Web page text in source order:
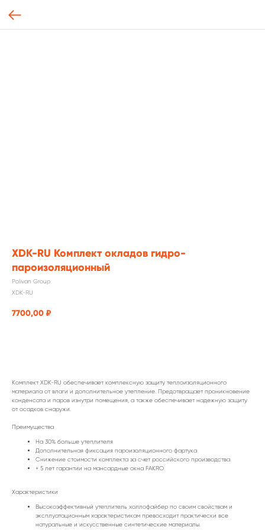
XDK-RU Комплект окладов гидро-
пароизоляционный
Polivan Group
XDK-RU
7700,00 ₽
Комплект XDK-RU обеспечивает комплексную защиту теплоизоляционного
материала от влаги и дополнительное утепление. Предотвращает проникновение
конденсата и паров изнутри помещения, а также обеспечивает надежную защиту
от осадков снаружи.
Преимущества
На 30% больше утеплителя
Дополнительная фиксация пароизоляционного фартука
Снижение стоимости комплекта за счет российского производства.
+ 5 лет гарантии на мансардные окна FAKRO
Характеристики
Высокоэффективный утеплитель холлофайбер по своим свойствам и
эксплуатационным характеристикам превосходит практически все
натуральные и искусственные синтетические материалы.